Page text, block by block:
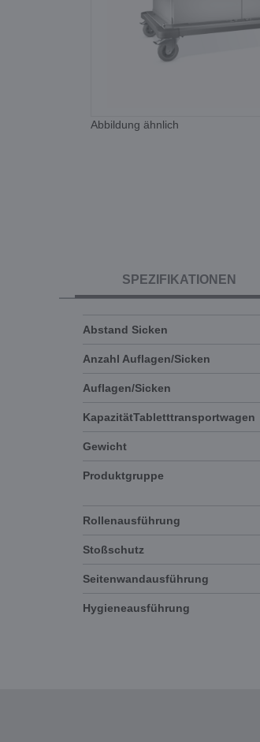
Abbildung ähnlich
SPEZIFIKATIONEN
Abstand Sicken
Anzahl Auflagen/Sicken
Auflagen/Sicken
KapazitätTabletttransportwagen
Gewicht
Produktgruppe
Rollenausführung
Stoßschutz
Seitenwandausführung
Hygieneausführung